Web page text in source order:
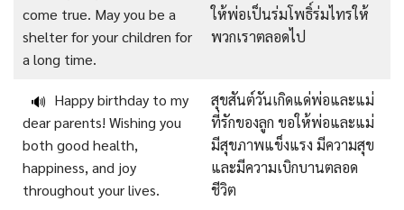
come true. May you be a
shelter for your children for
a long time.
ให้พ่อเป็นร่มโพธิ์ร่มไทรให้
พวกเราตลอดไป
🔊 Happy birthday to my
dear parents! Wishing you
both good health,
happiness, and joy
throughout your lives.
สุขสันต์วันเกิดแด่พ่อและแม่
ที่รักของลูก ขอให้พ่อและแม่
มีสุขภาพแข็งแรง มีความสุข
และมีความเบิกบานตลอด
ชีวิต